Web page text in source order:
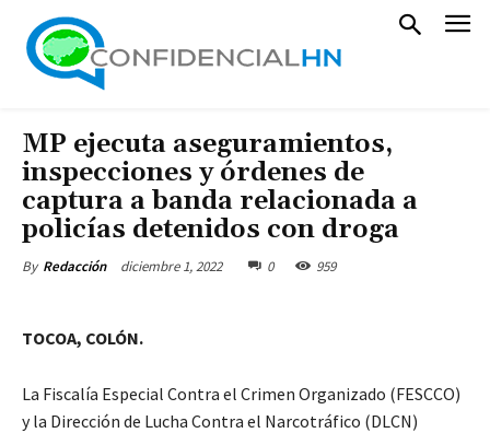
MP ejecuta aseguramientos,
inspecciones y órdenes de
captura a banda relacionada a
policías detenidos con droga
By Redacción diciembre 1, 2022 0 959
TOCOA, COLÓN.
La Fiscalía Especial Contra el Crimen Organizado (FESCCO)
y la Dirección de Lucha Contra el Narcotráfico (DLCN)